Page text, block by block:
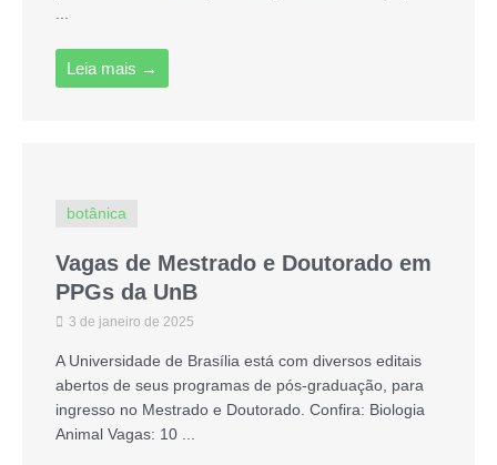
Leia mais →
botânica
Vagas de Mestrado e Doutorado em
PPGs da UnB
3 de janeiro de 2025
A Universidade de Brasília está com diversos editais
abertos de seus programas de pós-graduação, para
ingresso no Mestrado e Doutorado. Confira: Biologia
Animal Vagas: 10 ...